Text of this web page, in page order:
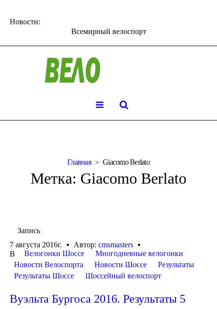
Новости:
Всемирный велоспорт
Главная Giacomo Berlato
Метка: Giacomo Berlato
Запись
7 августа 2016г.
Автор: cmsmasters
В
Велогонки Шоссе
Многодневные велогонки
Новости Велоспорта
Новости Шоссе
Результаты
Результаты Шоссе
Шоссейный велоспорт
Вуэльта Бургоса 2016. Результаты 5